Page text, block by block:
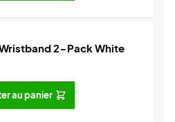
Wristband 2-Pack White
au panier